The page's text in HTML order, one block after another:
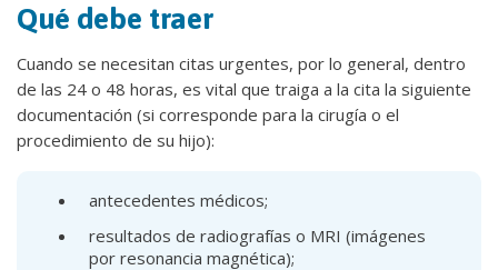
Qué debe traer
Cuando se necesitan citas urgentes, por lo general, dentro
de las 24 o 48 horas, es vital que traiga a la cita la siguiente
documentación (si corresponde para la cirugía o el
procedimiento de su hijo):
antecedentes médicos;
resultados de radiografías o MRI (imágenes
por resonancia magnética);